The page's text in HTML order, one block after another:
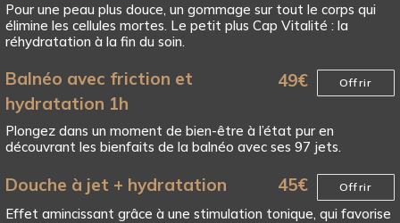
Pour une peau plus douce, un gommage sur tout le corps qui
élimine les cellules mortes. Le petit plus Cap Vitalité : la
réhydratation à la fin du soin.
Balnéo avec friction et
hydratation 1h
49€ Offrir
Plongez dans un moment de bien-être à l’état pur en
découvrant les bienfaits de la balnéo avec ses 97 jets.
Douche à jet + hydratation 45€ Offrir
Effet amincissant grâce à une stimulation tonique, qui favorise